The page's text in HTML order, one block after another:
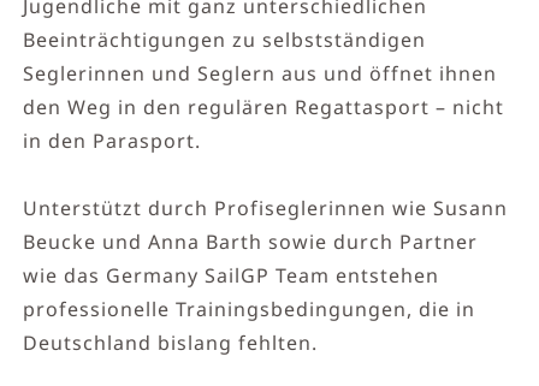
Jugendliche mit ganz unterschiedlichen
Beeinträchtigungen zu selbstständigen
Seglerinnen und Seglern aus und öffnet ihnen
den Weg in den regulären Regattasport – nicht
in den Parasport.
Unterstützt durch Profiseglerinnen wie Susann
Beucke und Anna Barth sowie durch Partner
wie das Germany SailGP Team entstehen
professionelle Trainingsbedingungen, die in
Deutschland bislang fehlten.